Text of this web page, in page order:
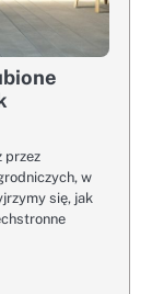
przez
w
się, jak